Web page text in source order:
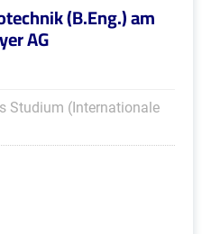
(B.Eng.) am
AG
Studium (Internationale